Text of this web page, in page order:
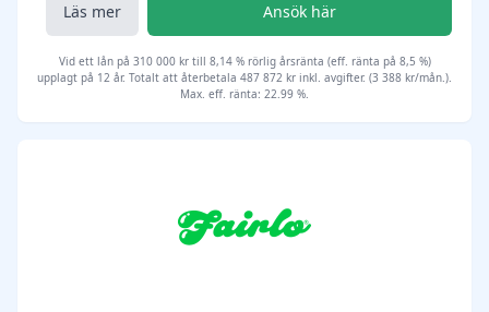
Läs mer Ansök här
Vid ett lån på 310 000 kr till 8,14 % rörlig årsränta (eff. ränta på 8,5 %)
upplagt på 12 år. Totalt att återbetala 487 872 kr inkl. avgifter. (3 388 kr/mån.).
Max. eff. ränta: 22.99 %.